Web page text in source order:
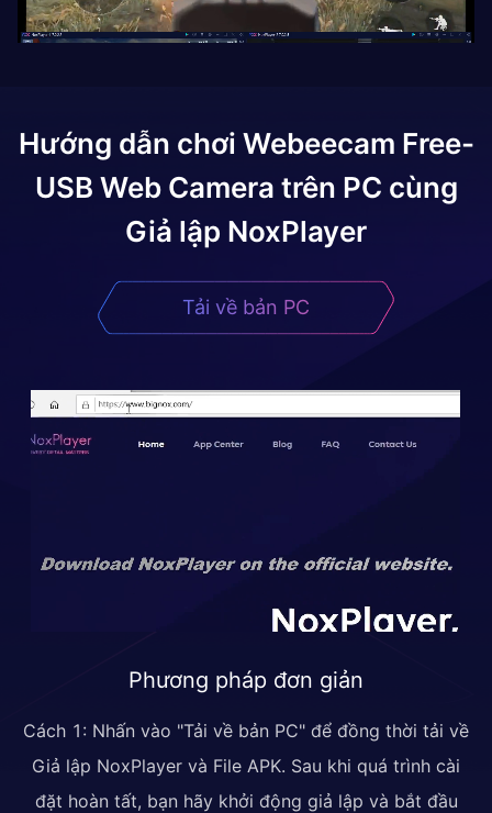
Hướng dẫn chơi Webeecam Free-
USB Web Camera trên PC cùng
Giả lập NoxPlayer
Tải về bản PC
Phương pháp đơn giản
Cách 1: Nhấn vào "Tải về bản PC" để đồng thời tải về
Giả lập NoxPlayer và File APK. Sau khi quá trình cài
đặt hoàn tất, bạn hãy khởi động giả lập và bắt đầu